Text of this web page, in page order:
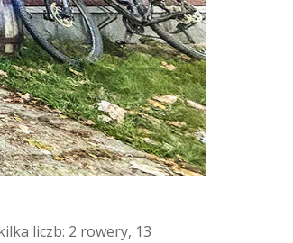
liczb: 2 rowery, 13